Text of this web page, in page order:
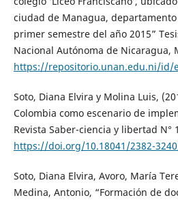
ciudad de Managua,
primer semestre del año 2015”
Nacional Autónoma de Nicaragua,
https://repositorio.unan.edu.ni/id/
Soto, Diana Elvira y Molina Luis,
Colombia como escenario de
Revista Saber-ciencia y libertad N°
https://doi.org/10.18041/2382-
Soto, Diana Elvira, Avoro, María
Medina, Antonio, “Formación de